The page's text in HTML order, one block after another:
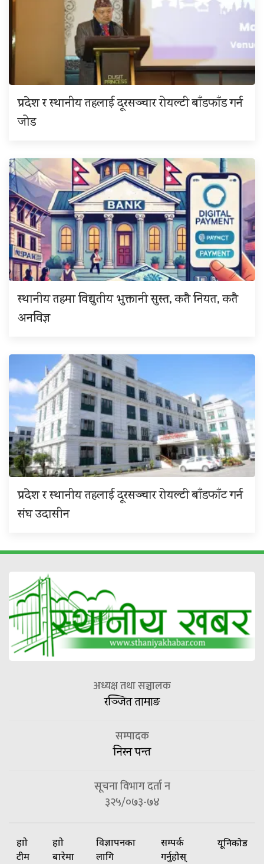
प्रदेश र स्थानीय तहलाई दूरसञ्चार रोयल्टी बाँडफाँड गर्न
जोड
स्थानीय तहमा विद्युतीय भुक्तानी सुस्त, कतै नियत, कतै
अनविज्ञ
प्रदेश र स्थानीय तहलाई दूरसञ्चार रोयल्टी बाँडफाँट गर्न
संघ उदासीन
अध्यक्ष तथा सञ्चालक
रञ्जित तामाङ
सम्पादक
निरन पन्त
सूचना विभाग दर्ता न
३२५/०७३-७४
हाम्रो
टीम
हाम्रो
बारेमा
विज्ञापनका
लागि
सम्पर्क
गर्नुहोस्
यूनिकोड